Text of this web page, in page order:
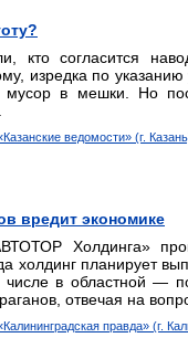
кто согласится
изредка по
мусор в мешки. Но
ведомости» (г.
вредит экономике
Холдинга»
холдинг планирует
в областной —
отвечая на
правда» (г.